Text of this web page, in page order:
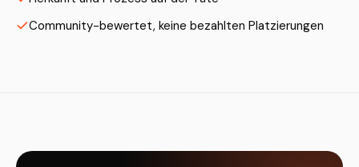
Community-bewertet, keine bezahlten Platzierungen